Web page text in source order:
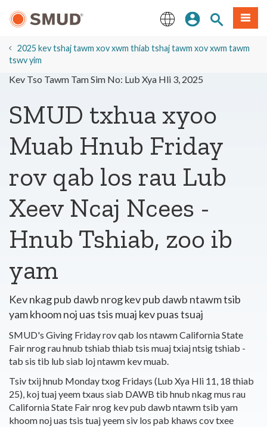
mus
Cov
Ntsiab
Tseem
Kos Npe
Nrhiav
2025 kev tshaj tawm xov xwm thiab tshaj tawm xov xwm tawm
tswv yim
Kev Tso Tawm Tam Sim No: Lub Xya Hli 3, 2025
SMUD txhua xyoo
Muab Hnub Friday
rov qab los rau Lub
Xeev Ncaj Ncees -
Hnub Tshiab, zoo ib
yam
Kev nkag pub dawb nrog kev pub dawb ntawm tsib
yam khoom noj uas tsis muaj kev puas tsuaj
SMUD's Giving Friday rov qab los ntawm California State
Fair nrog rau hnub tshiab thiab tsis muaj txiaj ntsig tshiab -
tab sis tib lub siab loj ntawm kev muab.
Tsiv txij hnub Monday txog Fridays (Lub Xya Hli 11, 18 thiab
25), koj tuaj yeem txaus siab DAWB tib hnub nkag mus rau
California State Fair nrog kev pub dawb ntawm tsib yam
khoom noj uas tsis tuaj yeem siv los pab khaws cov txee